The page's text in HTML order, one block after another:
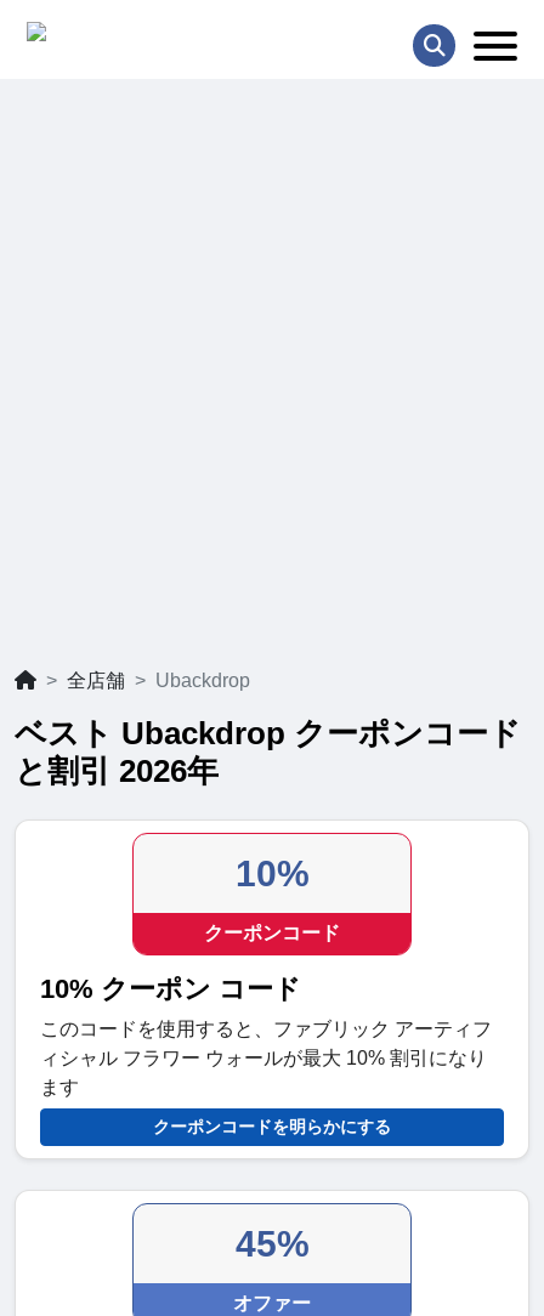
全店舗 Ubackdrop
ベスト Ubackdrop クーポンコード
と割引 2026年
10%
クーポンコード
10% クーポン コード
このコードを使用すると、ファブリック アーティフ
ィシャル フラワー ウォールが最大 10% 割引になり
ます
クーポンコードを明らかにする
45%
オファー